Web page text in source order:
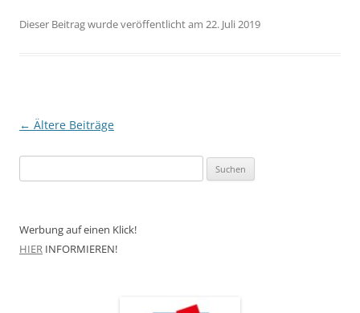
Dieser Beitrag wurde veröffentlicht am 22. Juli 2019
Beitragsnavigation
← Ältere Beiträge
nach:
Werbung auf einen Klick!
HIER INFORMIEREN!